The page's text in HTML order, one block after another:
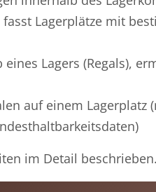
Lagerplätze mit
Lagers (Regals),
auf einem Lagerplatz
im Detail beschrieben.